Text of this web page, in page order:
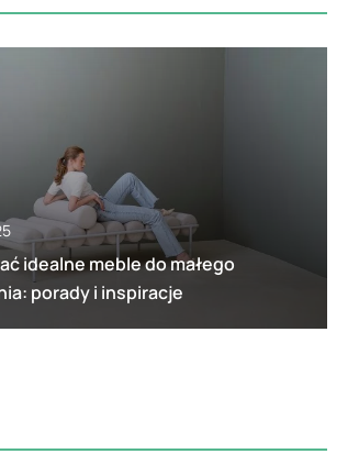
idealne meble do małego
porady i inspiracje